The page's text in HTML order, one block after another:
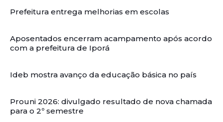
Prefeitura entrega melhorias em escolas
Aposentados encerram acampamento após acordo
com a prefeitura de Iporá
Ideb mostra avanço da educação básica no país
Prouni 2026: divulgado resultado de nova chamada
para o 2º semestre